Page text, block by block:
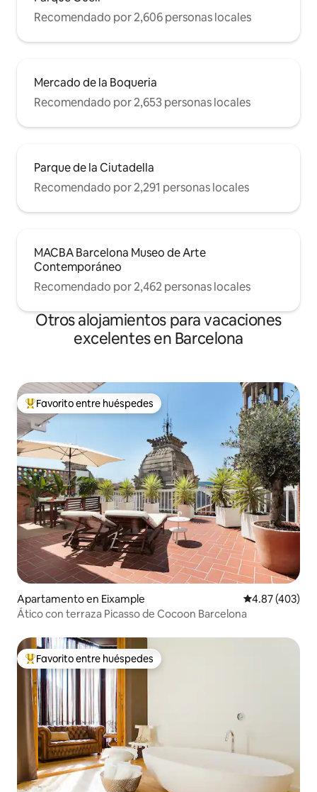
Recomendado por 2,606 personas locales
Mercado de la Boqueria
Recomendado por 2,653 personas locales
Parque de la Ciutadella
Recomendado por 2,291 personas locales
MACBA Barcelona Museo de Arte
Contemporáneo
Recomendado por 2,462 personas locales
Otros alojamientos para vacaciones
excelentes en Barcelona
Favorito entre huéspedes preferido
Favorito entre huéspedes
Apartamento en Eixample Calificación
4.87 (403)
Ático con terraza Picasso de Cocoon Barcelona
Favorito entre huéspedes preferido
Favorito entre huéspedes